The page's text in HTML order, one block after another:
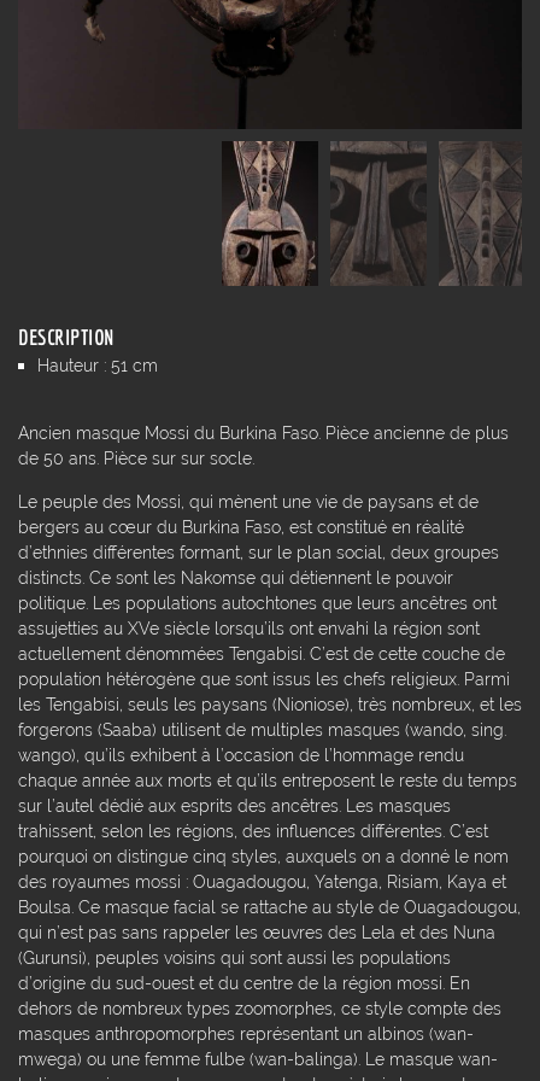
DESCRIPTION
Hauteur : 51 cm
Ancien masque Mossi du Burkina Faso. Pièce ancienne de plus
de 50 ans. Pièce sur sur socle.
Le peuple des Mossi, qui mènent une vie de paysans et de
bergers au cœur du Burkina Faso, est constitué en réalité
d’ethnies différentes formant, sur le plan social, deux groupes
distincts. Ce sont les Nakomse qui détiennent le pouvoir
politique. Les populations autochtones que leurs ancêtres ont
assujetties au XVe siècle lorsqu’ils ont envahi la région sont
actuellement dénommées Tengabisi. C’est de cette couche de
population hétérogène que sont issus les chefs religieux. Parmi
les Tengabisi, seuls les paysans (Nioniose), très nombreux, et les
forgerons (Saaba) utilisent de multiples masques (wando, sing.
wango), qu’ils exhibent à l’occasion de l’hommage rendu
chaque année aux morts et qu’ils entreposent le reste du temps
sur l’autel dédié aux esprits des ancêtres. Les masques
trahissent, selon les régions, des influences différentes. C’est
pourquoi on distingue cinq styles, auxquels on a donné le nom
des royaumes mossi : Ouagadougou, Yatenga, Risiam, Kaya et
Boulsa. Ce masque facial se rattache au style de Ouagadougou,
qui n’est pas sans rappeler les œuvres des Lela et des Nuna
(Gurunsi), peuples voisins qui sont aussi les populations
d’origine du sud-ouest et du centre de la région mossi. En
dehors de nombreux types zoomorphes, ce style compte des
masques anthropomorphes représentant un albinos (wan-
mwega) ou une femme fulbe (wan-balinga). Le masque wan-